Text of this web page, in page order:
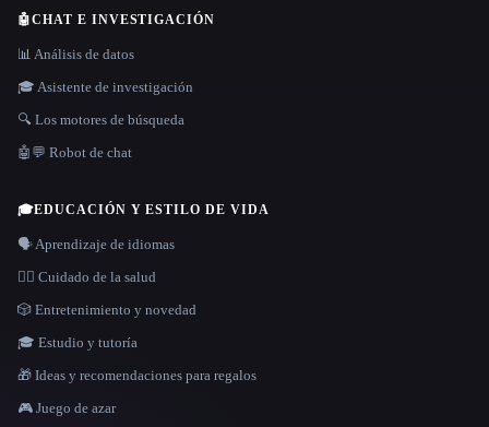
🤖CHAT E INVESTIGACIÓN
📊 Análisis de datos
🎓 Asistente de investigación
🔍 Los motores de búsqueda
🤖💬 Robot de chat
🎓EDUCACIÓN Y ESTILO DE VIDA
🗣️ Aprendizaje de idiomas
👩‍⚕️ Cuidado de la salud
🎲 Entretenimiento y novedad
🎓 Estudio y tutoría
🎁 Ideas y recomendaciones para regalos
🎮 Juego de azar